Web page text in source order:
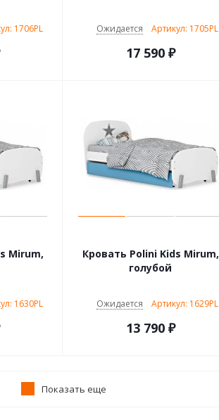
1706PL Ожидается Артикул: 1705PL
17 590₽
Mirum,
1630PL
Кровать Polini Kids Mirum,
голубой
Ожидается Артикул: 1629PL
13 790₽
Показать еще